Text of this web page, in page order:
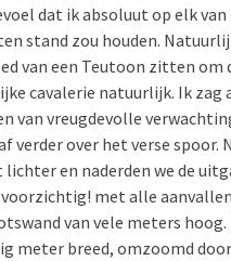
dat ik absoluut op elk
stand zou houden.
van een Teutoon zitten om
cavalerie natuurlijk. Ik zag
van vreugdevolle
verder over het verse spoor.
en naderden we de
met alle
van vele meters
meter breed, omzoomd